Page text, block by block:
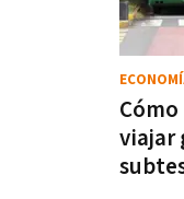
viajar